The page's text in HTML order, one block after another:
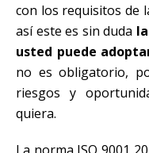
con los requisitos de
así este es sin duda
usted puede
no es obligatorio,
riesgos y
quiera.
La norma ISO 9001